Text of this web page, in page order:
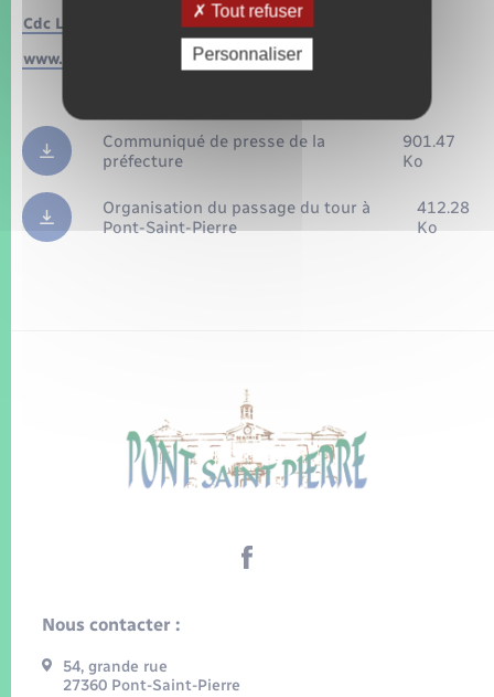
Cdc Lyons Andelle
www.eure.gouv.fr
Communiqué de presse de la
préfecture
901.47
Ko
Organisation du passage du tour à
Pont-Saint-Pierre
412.28
Ko
Nous contacter :
54, grande rue
27360 Pont-Saint-Pierre
Tout refuser
Personnaliser